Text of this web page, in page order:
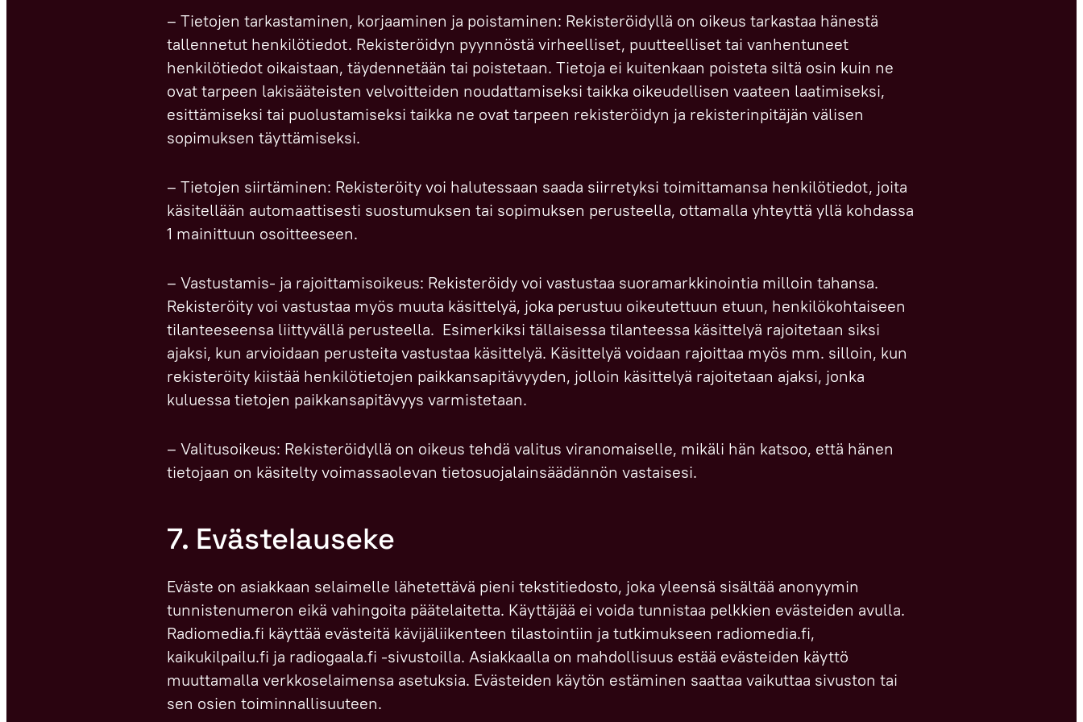
– Tietojen tarkastaminen, korjaaminen ja poistaminen: Rekisteröidyllä on oikeus tarkastaa hänestä
tallennetut henkilötiedot. Rekisteröidyn pyynnöstä virheelliset, puutteelliset tai vanhentuneet
henkilötiedot oikaistaan, täydennetään tai poistetaan. Tietoja ei kuitenkaan poisteta siltä osin kuin ne
ovat tarpeen lakisääteisten velvoitteiden noudattamiseksi taikka oikeudellisen vaateen laatimiseksi,
esittämiseksi tai puolustamiseksi taikka ne ovat tarpeen rekisteröidyn ja rekisterinpitäjän välisen
sopimuksen täyttämiseksi.
– Tietojen siirtäminen: Rekisteröity voi halutessaan saada siirretyksi toimittamansa henkilötiedot, joita
käsitellään automaattisesti suostumuksen tai sopimuksen perusteella, ottamalla yhteyttä yllä kohdassa
1 mainittuun osoitteeseen.
– Vastustamis- ja rajoittamisoikeus: Rekisteröidy voi vastustaa suoramarkkinointia milloin tahansa.
Rekisteröity voi vastustaa myös muuta käsittelyä, joka perustuu oikeutettuun etuun, henkilökohtaiseen
tilanteeseensa liittyvällä perusteella. Esimerkiksi tällaisessa tilanteessa käsittelyä rajoitetaan siksi
ajaksi, kun arvioidaan perusteita vastustaa käsittelyä. Käsittelyä voidaan rajoittaa myös mm. silloin, kun
rekisteröity kiistää henkilötietojen paikkansapitävyyden, jolloin käsittelyä rajoitetaan ajaksi, jonka
kuluessa tietojen paikkansapitävyys varmistetaan.
– Valitusoikeus: Rekisteröidyllä on oikeus tehdä valitus viranomaiselle, mikäli hän katsoo, että hänen
tietojaan on käsitelty voimassaolevan tietosuojalainsäädännön vastaisesi.
7. Evästelauseke
Eväste on asiakkaan selaimelle lähetettävä pieni tekstitiedosto, joka yleensä sisältää anonyymin
tunnistenumeron eikä vahingoita päätelaitetta. Käyttäjää ei voida tunnistaa pelkkien evästeiden avulla.
Radiomedia.fi käyttää evästeitä kävijäliikenteen tilastointiin ja tutkimukseen radiomedia.fi,
kaikukilpailu.fi ja radiogaala.fi -sivustoilla. Asiakkaalla on mahdollisuus estää evästeiden käyttö
muuttamalla verkkoselaimensa asetuksia. Evästeiden käytön estäminen saattaa vaikuttaa sivuston tai
sen osien toiminnallisuuteen.